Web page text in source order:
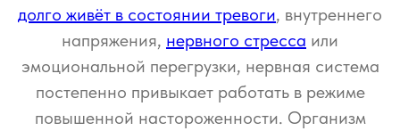
долго живёт в состоянии тревоги, внутреннего
напряжения, нервного стресса или
эмоциональной перегрузки, нервная система
постепенно привыкает работать в режиме
повышенной настороженности. Организм